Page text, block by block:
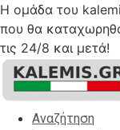
Η ομάδα του
που θα
τις 24/8 και μετά!
Skip
content
Αναζήτηση